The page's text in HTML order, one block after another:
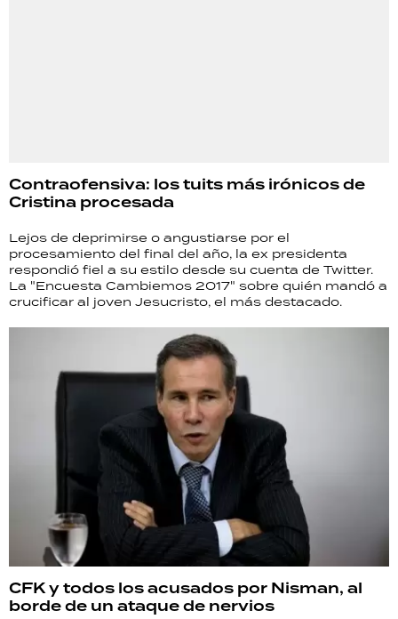
Contraofensiva: los tuits más irónicos de
Cristina procesada
Lejos de deprimirse o angustiarse por el
procesamiento del final del año, la ex presidenta
respondió fiel a su estilo desde su cuenta de Twitter.
La "Encuesta Cambiemos 2017" sobre quién mandó a
crucificar al joven Jesucristo, el más destacado.
CFK y todos los acusados por Nisman, al
borde de un ataque de nervios